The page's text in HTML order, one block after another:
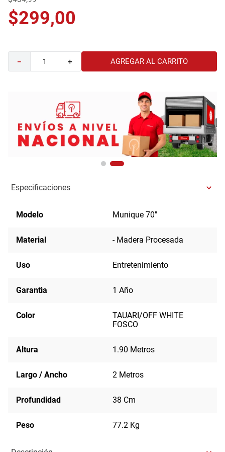
$299,00
＋
－ AGREGAR AL CARRITO
Especificaciones
Modelo Munique 70"
Material - Madera Procesada
Uso Entretenimiento
Garantìa 1 Año
Color
TAUARI/OFF WHITE
FOSCO
Altura 1.90 Metros
Largo / Ancho 2 Metros
Profundidad 38 Cm
Peso 77.2 Kg
10
sofa